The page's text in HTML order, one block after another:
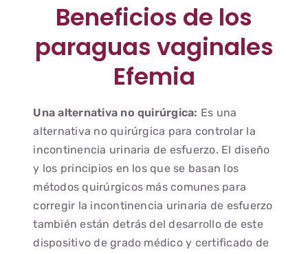
Beneficios de los
paraguas vaginales
Efemia
Una alternativa no quirúrgica: Es una
alternativa no quirúrgica para controlar la
incontinencia urinaria de esfuerzo. El diseño
y los principios en los que se basan los
métodos quirúrgicos más comunes para
corregir la incontinencia urinaria de esfuerzo
también están detrás del desarrollo de este
dispositivo de grado médico y certificado de